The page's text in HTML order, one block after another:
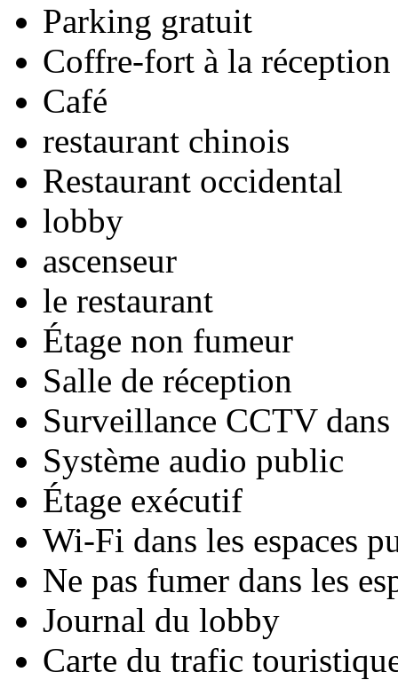
Parking gratuit
Coffre-fort à la réception
Café
restaurant chinois
Restaurant occidental
lobby
ascenseur
le restaurant
Étage non fumeur
Salle de réception
Surveillance CCTV dans
Système audio public
Étage exécutif
Wi-Fi dans les espaces
Ne pas fumer dans les
Journal du lobby
Carte du trafic